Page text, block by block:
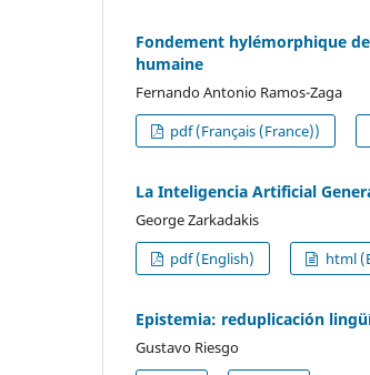
Fondement hylémorphique
humaine
Fernando Antonio Ramos-Zaga
pdf (Français (France))
La Inteligencia Artificial
George Zarkadakis
pdf (English)
html
Epistemia: reduplicación
Gustavo Riesgo